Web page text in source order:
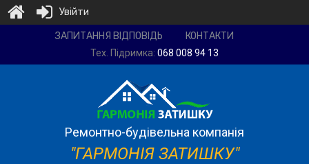
компанія
ЗАПИТАННЯ ВІДПОВІДЬ КОНТАКТИ
Тех. Підримка: 068 008 94 13
Ремонтно-будівельна компанія
"ГАРМОНІЯ ЗАТИШКУ"
Увійти